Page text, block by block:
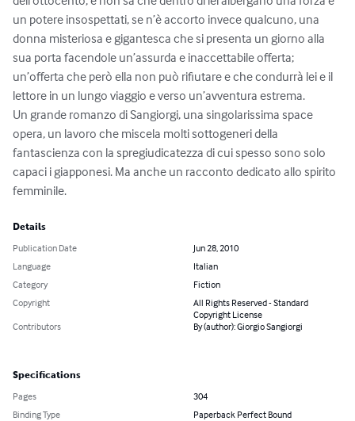
un potere insospettati, se n’è accorto invece qualcuno, una
donna misteriosa e gigantesca che si presenta un giorno alla
sua porta facendole un’assurda e inaccettabile offerta;
un’offerta che però ella non può rifiutare e che condurrà lei e il
lettore in un lungo viaggio e verso un’avventura estrema.
Un grande romanzo di Sangiorgi, una singolarissima space
opera, un lavoro che miscela molti sottogeneri della
fantascienza con la spregiudicatezza di cui spesso sono solo
capaci i giapponesi. Ma anche un racconto dedicato allo spirito
femminile.
Details
Publication Date
Jun 28, 2010
Language
Italian
Category
Fiction
Copyright
All Rights Reserved - Standard
Copyright License
Contributors
By (author): Giorgio Sangiorgi
Specifications
Pages
304
Binding Type
Paperback Perfect Bound